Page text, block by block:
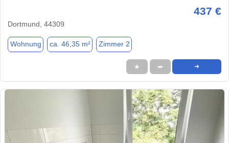
437 €
Dortmund, 44309
Wohnung ca. 46,35 m² Zimmer 2
★ ➦ ➜